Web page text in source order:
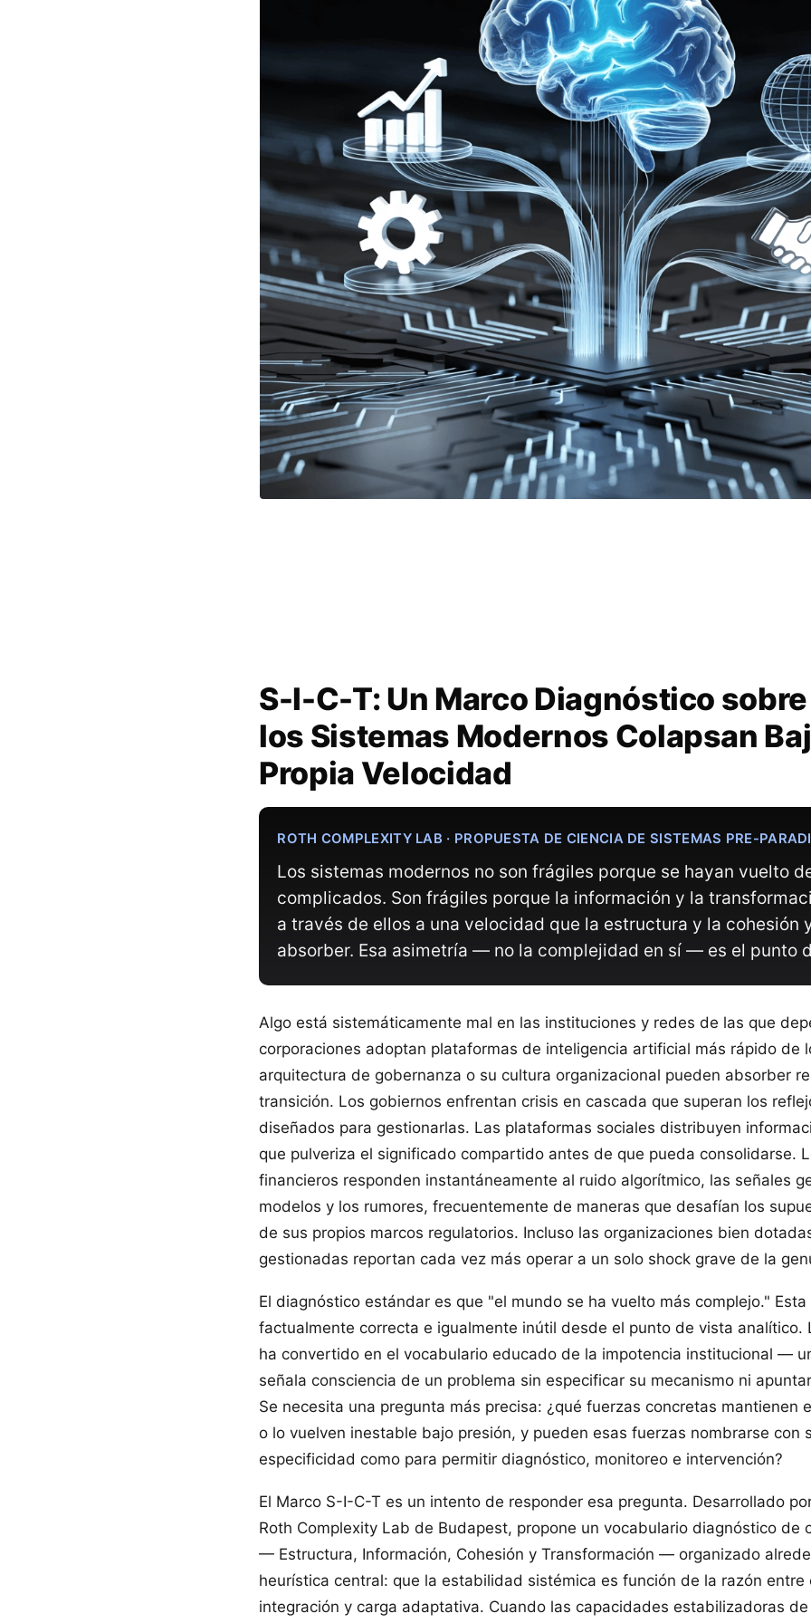
S-I-C-T: Un Marco Diagnóstico sobre
los Sistemas Modernos Colapsan
Propia Velocidad
ROTH COMPLEXITY LAB · PROPUESTA DE CIENCIA DE SISTEMAS PRE-
Los sistemas modernos no son frágiles porque se hayan vuelto
complicados. Son frágiles porque la información y la
a través de ellos a una velocidad que la estructura y la cohesión
absorber. Esa asimetría — no la complejidad en sí — es el punto
Algo está sistemáticamente mal en las instituciones y redes de las que
corporaciones adoptan plataformas de inteligencia artificial más rápido de
arquitectura de gobernanza o su cultura organizacional pueden absorber
transición. Los gobiernos enfrentan crisis en cascada que superan los
diseñados para gestionarlas. Las plataformas sociales distribuyen
que pulveriza el significado compartido antes de que pueda consolidarse.
financieros responden instantáneamente al ruido algorítmico, las señales
modelos y los rumores, frecuentemente de maneras que desafían los
de sus propios marcos regulatorios. Incluso las organizaciones bien
gestionadas reportan cada vez más operar a un solo shock grave de la
El diagnóstico estándar es que "el mundo se ha vuelto más complejo."
factualmente correcta e igualmente inútil desde el punto de vista analítico.
ha convertido en el vocabulario educado de la impotencia institucional —
señala consciencia de un problema sin especificar su mecanismo ni
Se necesita una pregunta más precisa: ¿qué fuerzas concretas mantienen
o lo vuelven inestable bajo presión, y pueden esas fuerzas nombrarse con
especificidad como para permitir diagnóstico, monitoreo e intervención?
El Marco S-I-C-T es un intento de responder esa pregunta. Desarrollado
Roth Complexity Lab de Budapest, propone un vocabulario diagnóstico de
— Estructura, Información, Cohesión y Transformación — organizado
heurística central: que la estabilidad sistémica es función de la razón entre
integración y carga adaptativa. Cuando las capacidades estabilizadoras